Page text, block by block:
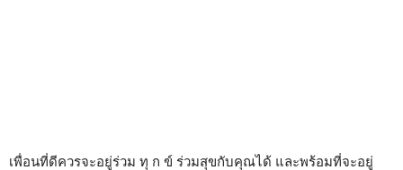
เพื่อนที่ดีควรจะอยู่ร่วม ทุ ก ข์ ร่วมสุขกับคุณได้ และพร้อมที่จะอยู่